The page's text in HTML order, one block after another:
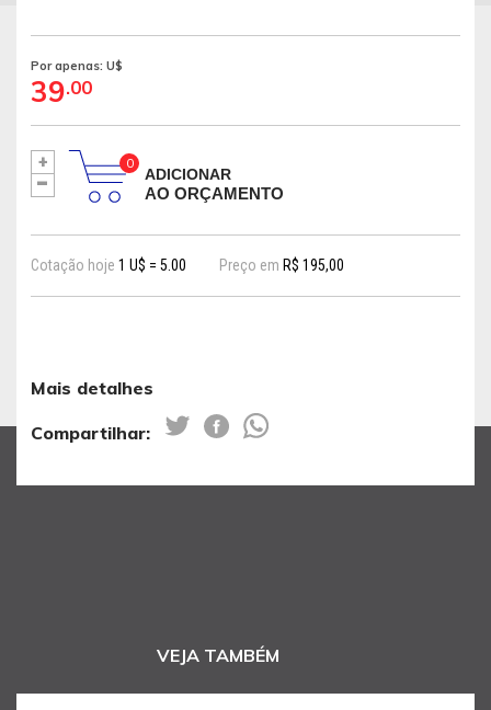
Por apenas: U$
39.00
+
- ADICIONAR
AO ORÇAMENTO
Cotação hoje 1 U$ = 5.00 Preço em R$ 195,00
Mais detalhes
Compartilhar:
VEJA TAMBÉM